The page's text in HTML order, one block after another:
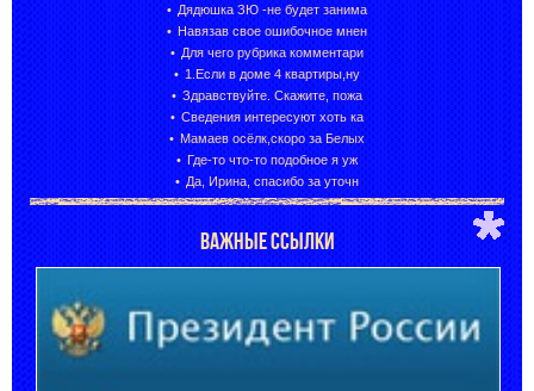
Дядюшка ЗЮ -не будет занима
Навязав свое ошибочное мнен
Для чего рубрика комментари
1.Если в доме 4 квартиры,ну
Здравствуйте. Скажите, пожа
Сведения интересуют хоть ка
Мамаев осёлк,скоро за Белых
Где-то что-то подобное я уж
Да, Ирина, спасибо за уточн
ВАЖНЫЕ ССЫЛКИ